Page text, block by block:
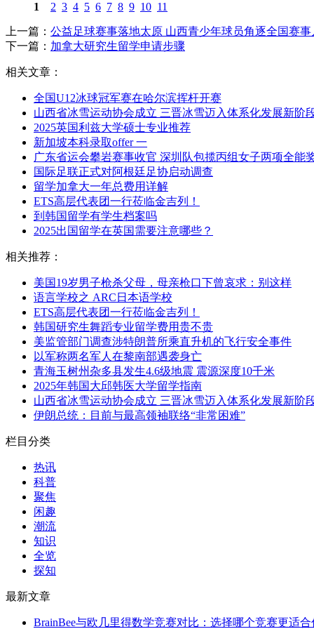
1 2 3 4 5 6 7 8 9 10 11
上一篇： 公益足球赛事落地太原 山西青少年球员角逐全国赛事
下一篇： 加拿大研究生留学申请步骤
相关文章：
全国U12冰球冠军赛在哈尔滨挥杆开赛
山西省冰雪运动协会成立 三晋冰雪迈入体系化发展新阶
2025英国利兹大学硕士专业推荐
新加坡本科录取offer 一
广东省运会攀岩赛事收官 深圳队包揽丙组女子两项全能
国际足联正式对阿根廷足协启动调查
留学加拿大一年总费用详解
ETS高层代表团一行莅临金吉列！
到韩国留学有学生档案吗
2025出国留学在英国需要注意哪些？
相关推荐：
美国19岁男子枪杀父母，母亲枪口下曾哀求：别这样
语言学校之 ARC日本语学校
ETS高层代表团一行莅临金吉列！
韩国研究生舞蹈专业留学费用贵不贵
美监管部门调查涉特朗普所乘直升机的飞行安全事件
以军称两名军人在黎南部遇袭身亡
青海玉树州杂多县发生4.6级地震 震源深度10千米
2025年韩国大邱韩医大学留学指南
山西省冰雪运动协会成立 三晋冰雪迈入体系化发展新阶
伊朗总统：目前与最高领袖联络“非常困难”
栏目分类
热讯
科普
聚焦
闲趣
潮流
知识
全览
探知
最新文章
BrainBee与欧几里得数学竞赛对比：选择哪个竞赛更适